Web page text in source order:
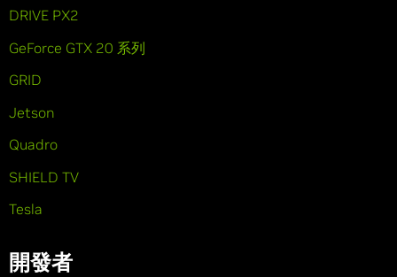
DRIVE PX2
GeForce GTX 20 系列
GRID
Jetson
Quadro
SHIELD TV
Tesla
開發者